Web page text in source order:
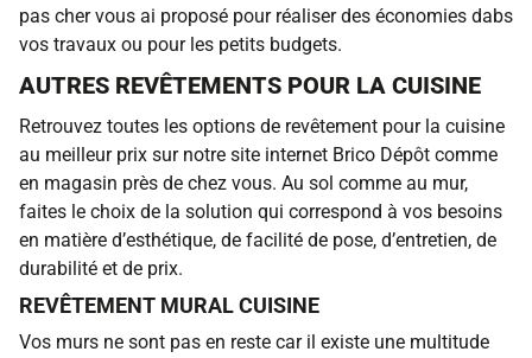
pas cher vous ai proposé pour réaliser des économies dabs
vos travaux ou pour les petits budgets.
AUTRES REVÊTEMENTS POUR LA CUISINE
Retrouvez toutes les options de revêtement pour la cuisine
au meilleur prix sur notre site internet Brico Dépôt comme
en magasin près de chez vous. Au sol comme au mur,
faites le choix de la solution qui correspond à vos besoins
en matière d’esthétique, de facilité de pose, d’entretien, de
durabilité et de prix.
REVÊTEMENT MURAL CUISINE
Vos murs ne sont pas en reste car il existe une multitude